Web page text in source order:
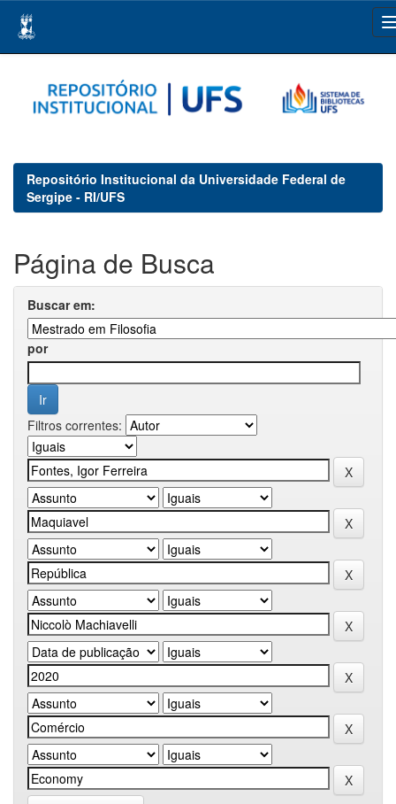
navigation
Repositório Institucional da Universidade Federal de
Sergipe - RI/UFS
Página de Busca
Buscar em:
por
Filtros correntes: